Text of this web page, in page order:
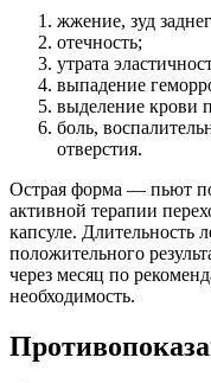
жжение, зуд
отечность;
утрата
выпадение
выделение крови
боль,
отверстия.
Острая форма — пьют
активной терапии
капсуле. Длительность
положительного
через месяц по
необходимость.